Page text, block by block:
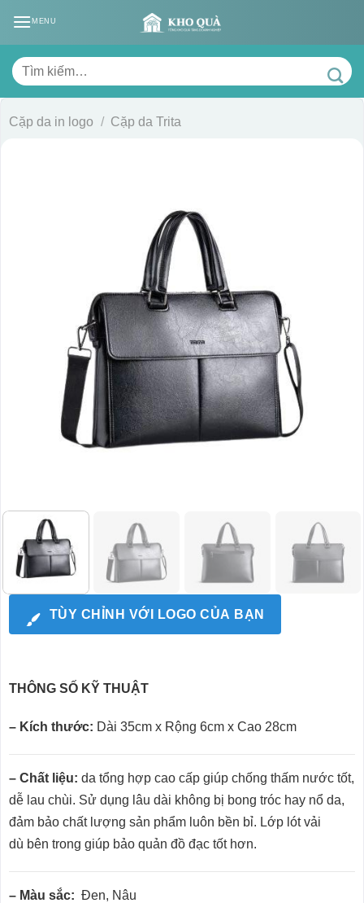
MENU
Tìm
kiếm:
Cặp da in logo / Cặp da Trita
TÙY CHỈNH VỚI LOGO CỦA BẠN
THÔNG SỐ KỸ THUẬT
– Kích thước: Dài 35cm x Rộng 6cm x Cao 28cm
– Chất liệu: da tổng hợp cao cấp giúp chống thấm nước tốt,
dễ lau chùi. Sử dụng lâu dài không bị bong tróc hay nổ da,
đảm bảo chất lượng sản phẩm luôn bền bỉ. Lớp lót vải
dù bên trong giúp bảo quản đồ đạc tốt hơn.
– Màu sắc: Đen, Nâu